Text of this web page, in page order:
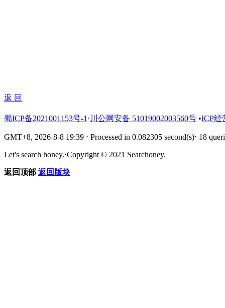
返 回
蜀ICP备2021001153号-1 ⋅ 川公网安备 51019002003560号 •ICP经
GMT+8, 2026-8-8 19:39 ⋅ Processed in 0.082305 second(s)⋅ 18
Let's search honey.⋅Copyright © 2021 Searchoney.
返回顶部 返回版块